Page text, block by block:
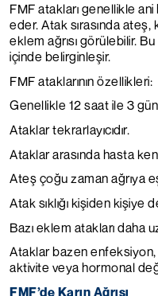
FMF atakları genellikle ani
eder. Atak sırasında ateş,
eklem ağrısı görülebilir.
içinde belirginleşir.
FMF ataklarının özellikleri:
Genellikle 12 saat ile 3
Ataklar tekrarlayıcıdır.
Ataklar arasında hasta
Ateş çoğu zaman ağrıya
Atak sıklığı kişiden kişiye
Bazı eklem atakları daha
Ataklar bazen
aktivite veya hormonal
FMF’de Karın Ağrısı